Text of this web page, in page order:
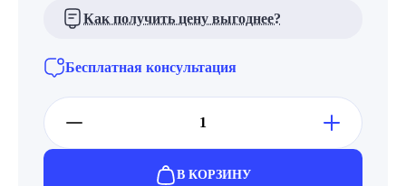
Как получить цену выгоднее?
Бесплатная консультация
В КОРЗИНУ